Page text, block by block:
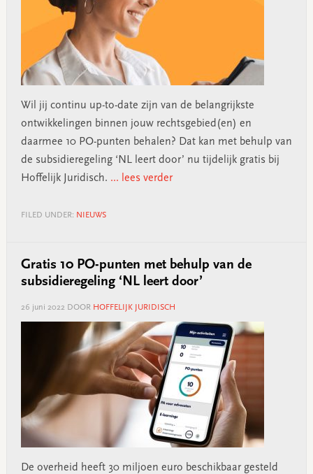
Wil jij continu up-to-date zijn van de belangrijkste
ontwikkelingen binnen jouw rechtsgebied(en) en
daarmee 10 PO-punten behalen? Dat kan met behulp van
de subsidieregeling ‘NL leert door’ nu tijdelijk gratis bij
Hoffelijk Juridisch. ... lees verder
FILED UNDER: NIEUWS
Gratis 10 PO-punten met behulp van de
subsidieregeling ‘NL leert door’
26 juni 2022 DOOR HOFFELIJK JURIDISCH
De overheid heeft 30 miljoen euro beschikbaar gesteld